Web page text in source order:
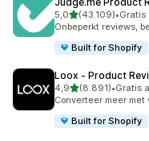
5,0van 5 sterren
(43.109)
43109 recensies in
•Gratis
Onbeperkt reviews,
Built for Shopify
Loox ‑ Product
4,9van 5 sterren
(8.891)
8891 recensies in
•Gratis
Converteer meer
Built for Shopify